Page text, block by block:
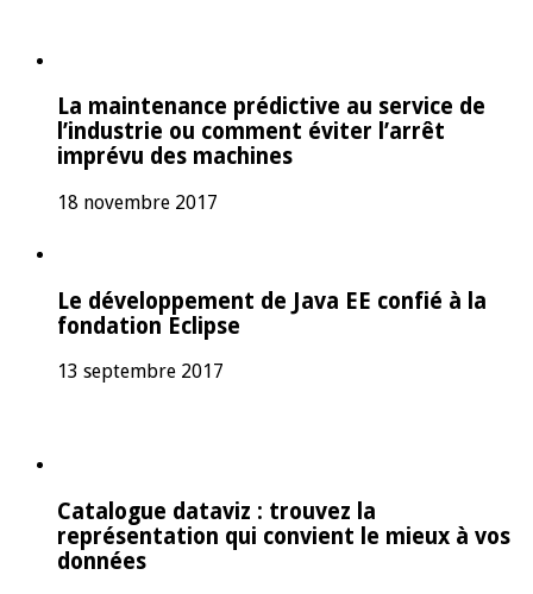
La maintenance prédictive au service de
l’industrie ou comment éviter l’arrêt
imprévu des machines
18 novembre 2017
Le développement de Java EE confié à la
fondation Eclipse
13 septembre 2017
Catalogue dataviz : trouvez la
représentation qui convient le mieux à vos
données